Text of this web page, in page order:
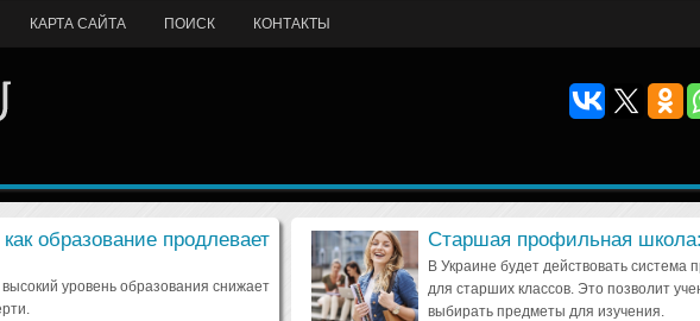
КАРТА САЙТА ПОИСК КОНТАКТЫ
образование продлевает
уровень образования снижает
Старшая профильная школа:
В Украине будет действовать система
для старших классов. Это позволит
выбирать предметы для изучения.